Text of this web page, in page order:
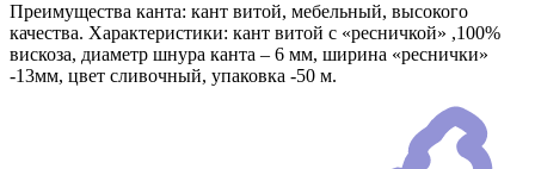
Преимущества канта: кант витой, мебельный, высокого
качества. Характеристики: кант витой с «ресничкой» ,100%
вискоза, диаметр шнура канта – 6 мм, ширина «реснички»
-13мм, цвет сливочный, упаковка -50 м.